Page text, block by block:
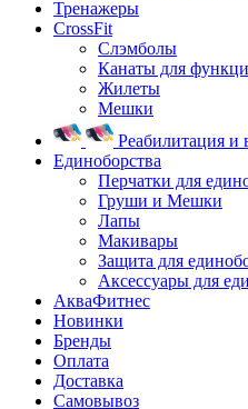
Тренажеры
CrossFit
Слэмболы
Канаты для
Жилеты
Мешки
Реабилитация и
Единоборства
Перчатки для
Груши и Мешки
Лапы
Макивары
Защита для
Аксессуары для
АкваФитнес
Новинки
Бренды
Оплата
Доставка
Самовывоз